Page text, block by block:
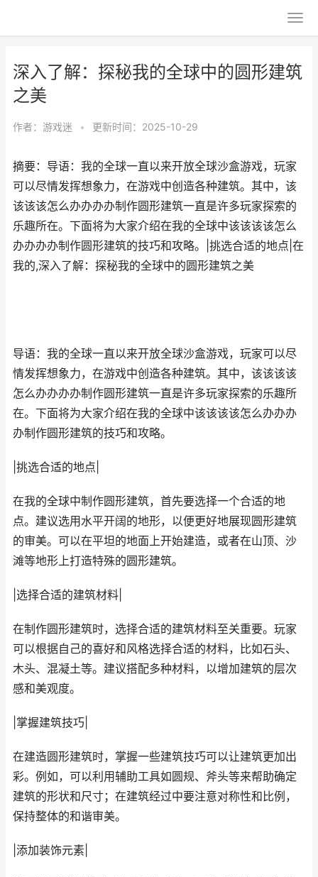
深入了解：探秘我的全球中的圆形建筑
之美
作者： 游戏迷 • 更新时间：2025-10-29
摘要：导语：我的全球一直以来开放全球沙盒游戏，玩家
可以尽情发挥想象力，在游戏中创造各种建筑。其中，该
该该该怎么办办办办制作圆形建筑一直是许多玩家探索的
乐趣所在。下面将为大家介绍在我的全球中该该该该怎么
办办办办制作圆形建筑的技巧和攻略。|挑选合适的地点|在
我的,深入了解：探秘我的全球中的圆形建筑之美
导语：我的全球一直以来开放全球沙盒游戏，玩家可以尽
情发挥想象力，在游戏中创造各种建筑。其中，该该该该
怎么办办办办制作圆形建筑一直是许多玩家探索的乐趣所
在。下面将为大家介绍在我的全球中该该该该怎么办办办
办制作圆形建筑的技巧和攻略。
|挑选合适的地点|
在我的全球中制作圆形建筑，首先要选择一个合适的地
点。建议选用水平开阔的地形，以便更好地展现圆形建筑
的审美。可以在平坦的地面上开始建造，或者在山顶、沙
滩等地形上打造特殊的圆形建筑。
|选择合适的建筑材料|
在制作圆形建筑时，选择合适的建筑材料至关重要。玩家
可以根据自己的喜好和风格选择合适的材料，比如石头、
木头、混凝土等。建议搭配多种材料，以增加建筑的层次
感和美观度。
|掌握建筑技巧|
在建造圆形建筑时，掌握一些建筑技巧可以让建筑更加出
彩。例如，可以利用辅助工具如圆规、斧头等来帮助确定
建筑的形状和尺寸；在建筑经过中要注意对称性和比例，
保持整体的和谐审美。
|添加装饰元素|